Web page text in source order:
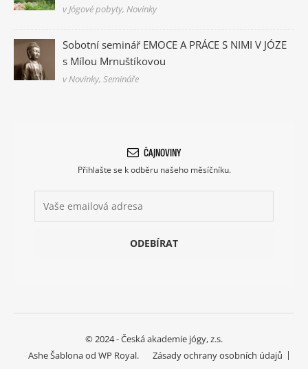
v Jógové pobyty, Novinky
Sobotní seminář EMOCE A PRÁCE S NIMI V JÓZE
s Mílou Mrnuštíkovou
v Novinky, Semináře
ČAJNOVINY
Přihlašte se k odběru našeho měsíčníku.
© 2024 - Česká akademie jógy, z.s.
Zásady ochrany osobních údajů
Ashe Šablona od WP Royal.